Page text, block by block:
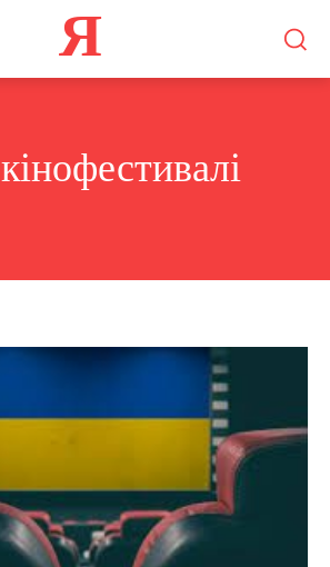
Я
кінофестивалі